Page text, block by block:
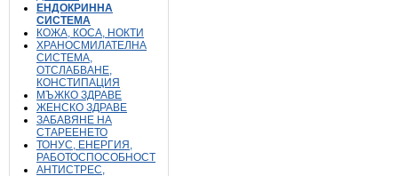
ЕНДОКРИННА
СИСТЕМА
КОЖА, КОСА, НОКТИ
ХРАНОСМИЛАТЕЛНА
СИСТЕМА,
ОТСЛАБВАНЕ,
КОНСТИПАЦИЯ
МЪЖКО ЗДРАВЕ
ЖЕНСКО ЗДРАВЕ
ЗАБАВЯНЕ НА
СТАРЕЕНЕТО
ТОНУС, ЕНЕРГИЯ,
РАБОТОСПОСОБНОСТ
АНТИСТРЕС,